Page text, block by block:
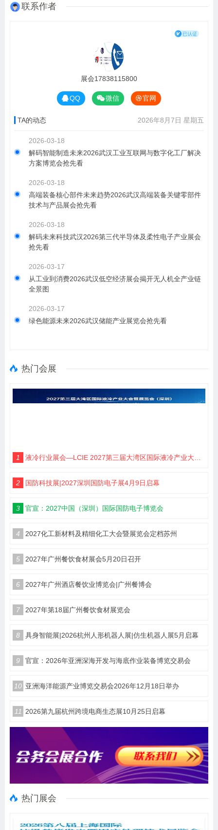
联系作者
展会17838115800
QQ 微信 官网
TA的动态 2026年8月7日 星期五
2026-03-18
解码智能制造未来2026武汉工业互联网与数字化工厂解决
方案博览会抢先看
2026-03-18
高端装备核心部件未来趋势2026武汉高端装备关键零部件
技术与产品展会抢先看
2026-03-18
解码未来科技武汉2026第三代半导体及柔性电子产业展会
抢先看
2026-03-17
从工业到消费2026武汉低空经济展会揭开无人机全产业链
全景图
2026-03-17
绿色能源未来2026武汉储能产业展览会抢先看
热门会展
1 液冷行业展会—LCIE 2027第三届大湾区国际液冷产业大会暨展览会（深圳）
2 国防科技展|2027深圳国防电子展4月9日启幕
3 官宣：2027中国（深圳）国际国防电子博览会
4 2027化工新材料及精细化工大会暨展览会定档苏州
5 2027年广州餐饮食材展会5月20日召开
6 2027年广州酒店餐饮业博览会|广州餐博会
7 2027年第18届广州餐饮食材展览会
8 具身智能展|2026杭州人形机器人展|仿生机器人展5月启幕
9 官宣：2026年亚洲深海开发与海底作业装备博览交易会
10 亚洲海洋能源产业博览交易会2026年12月18日举办
11 2026第九届杭州跨境电商生态展10月25日启幕
热门展会